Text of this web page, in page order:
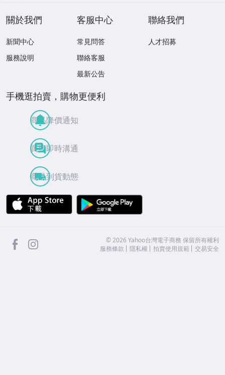
關於我們
新聞中心
服務說明
客服中心
常見問答
聯絡客服
最新公告
聯絡我們
人才招募
手機逛拍賣，購物更便利
商品降價通知
買賣即時溝通
商品到貨動態
APP Store
facebook ©2026 Yahoo台灣電子商務 保留所有權利
服務條款
隱私權 拍賣使用規範 交易安全